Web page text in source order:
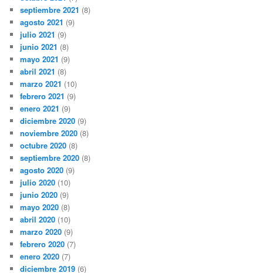
septiembre 2021 (8)
agosto 2021 (9)
julio 2021 (9)
junio 2021 (8)
mayo 2021 (9)
abril 2021 (8)
marzo 2021 (10)
febrero 2021 (9)
enero 2021 (9)
diciembre 2020 (9)
noviembre 2020 (8)
octubre 2020 (8)
septiembre 2020 (8)
agosto 2020 (9)
julio 2020 (10)
junio 2020 (9)
mayo 2020 (8)
abril 2020 (10)
marzo 2020 (9)
febrero 2020 (7)
enero 2020 (7)
diciembre 2019 (6)